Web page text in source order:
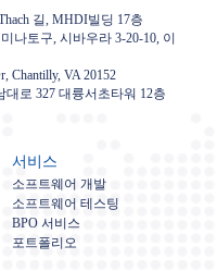
길, MHDI빌딩 17층
나토구, 시바우라 3-20-10, 이
Chantilly, VA 20152
로 327 대륭서초타워 12층
서비스
소프트웨어 개발
소프트웨어 테스팅
BPO 서비스
포트폴리오